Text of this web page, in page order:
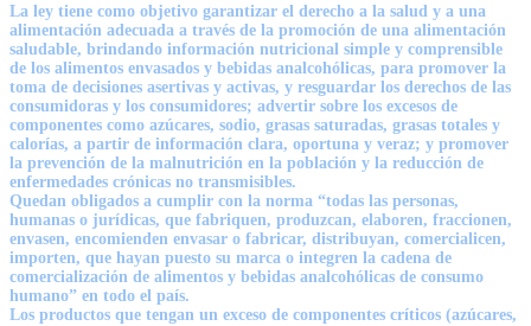
La ley tiene como objetivo garantizar el derecho a la salud y a una
alimentación adecuada a través de la promoción de una alimentación
saludable, brindando información nutricional simple y comprensible
de los alimentos envasados y bebidas analcohólicas, para promover la
toma de decisiones asertivas y activas, y resguardar los derechos de las
consumidoras y los consumidores; advertir sobre los excesos de
componentes como azúcares, sodio, grasas saturadas, grasas totales y
calorías, a partir de información clara, oportuna y veraz; y promover
la prevención de la malnutrición en la población y la reducción de
enfermedades crónicas no transmisibles.
Quedan obligados a cumplir con la norma “todas las personas,
humanas o jurídicas, que fabriquen, produzcan, elaboren, fraccionen,
envasen, encomienden envasar o fabricar, distribuyan, comercialicen,
importen, que hayan puesto su marca o integren la cadena de
comercialización de alimentos y bebidas analcohólicas de consumo
humano” en todo el país.
Los productos que tengan un exceso de componentes críticos (azúcares,